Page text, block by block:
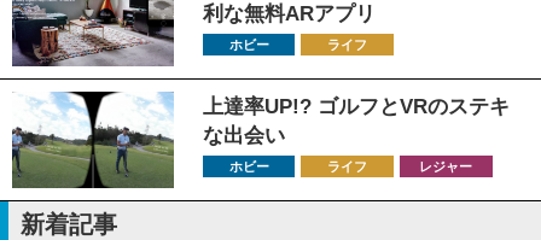
利な無料ARアプリ
ホビー ライフ
上達率UP!? ゴルフとVRのステキ
な出会い
ホビー ライフ レジャー
新着記事